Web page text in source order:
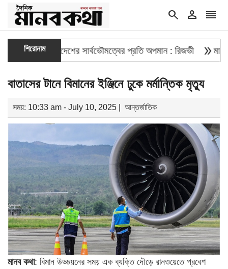
search person reorder
শিরোনাম
বাংলাদেশের সার্বভৌমত্বের প্রতি অপমান : রিজভী double_arrowমাহবুব আলী
বাতাসের টানে বিমানের ইঞ্জিনে ঢুকে মর্মান্তিক মৃত্যু
সময়: 10:33 am - July 10, 2025 | আন্তর্জাতিক
মানব কথা: বিমান উড্ডয়নের সময় এক ব্যক্তি দৌড়ে রানওয়েতে প্রবেশ